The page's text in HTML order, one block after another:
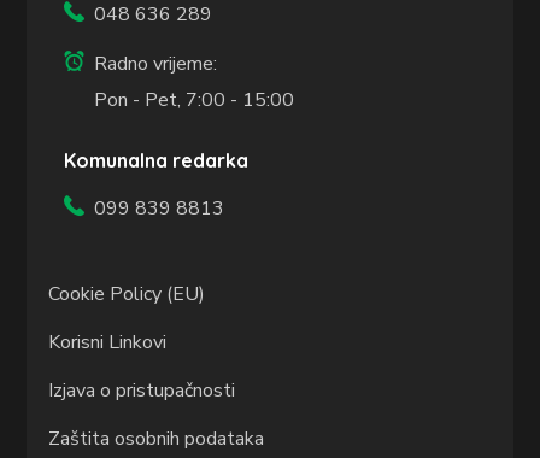
048 636 289
Radno vrijeme:
Pon - Pet, 7:00 - 15:00
Komunalna redarka
099 839 8813
Cookie Policy (EU)
Korisni Linkovi
Izjava o pristupačnosti
Zaštita osobnih podataka